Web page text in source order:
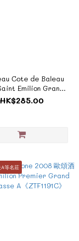
Cote de Baleau
Emilion Grand
露酒莊 《F727E》
HK$285.00
等名莊